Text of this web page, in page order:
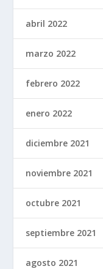
abril 2022
marzo 2022
febrero 2022
enero 2022
diciembre 2021
noviembre 2021
octubre 2021
septiembre 2021
agosto 2021